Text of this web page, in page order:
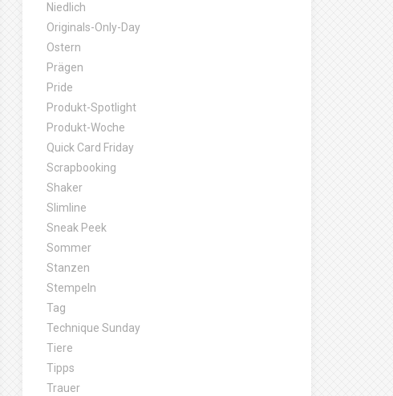
Niedlich
Originals-Only-Day
Ostern
Prägen
Pride
Produkt-Spotlight
Produkt-Woche
Quick Card Friday
Scrapbooking
Shaker
Slimline
Sneak Peek
Sommer
Stanzen
Stempeln
Tag
Technique Sunday
Tiere
Tipps
Trauer